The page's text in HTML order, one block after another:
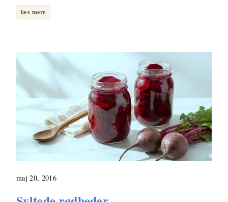
læs mere
maj 20, 2016